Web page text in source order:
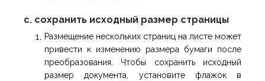
c. сохранить исходный размер страницы
Размещение нескольких страниц на листе может
привести к изменению размера бумаги после
преобразования. Чтобы сохранить исходный
размер документа, установите флажок в